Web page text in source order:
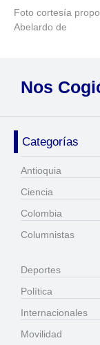
Foto cortesía
Abelardo de
Nos
Categorías
Antioquia
Ciencia
Colombia
Columnistas
Deportes
Política
Internacionales
Movilidad